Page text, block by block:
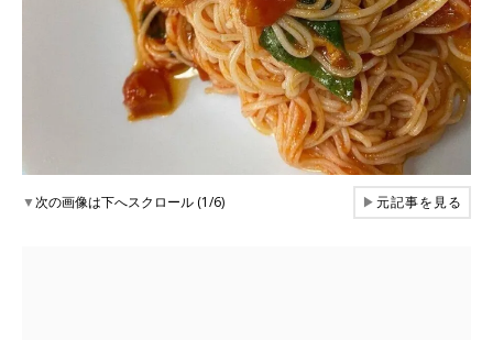
▼次の画像は下へスクロール (1/6) ▶元記事を見る